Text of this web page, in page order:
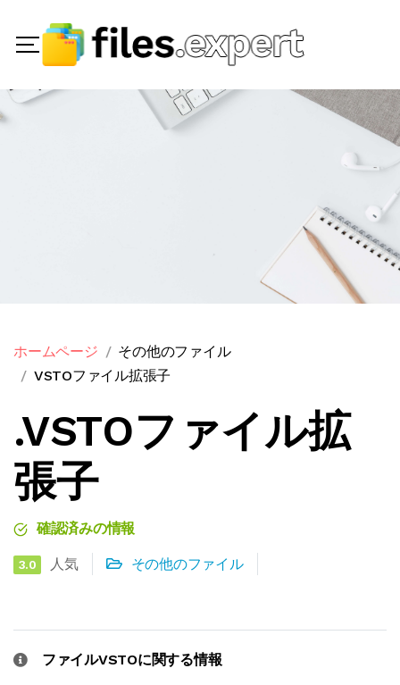
ホームページ
その他のファイル
VSTOファイル拡張子
.VSTOファイル拡
張子
確認済みの情報
3.0 人気 その他のファイル
ファイルVSTOに関する情報